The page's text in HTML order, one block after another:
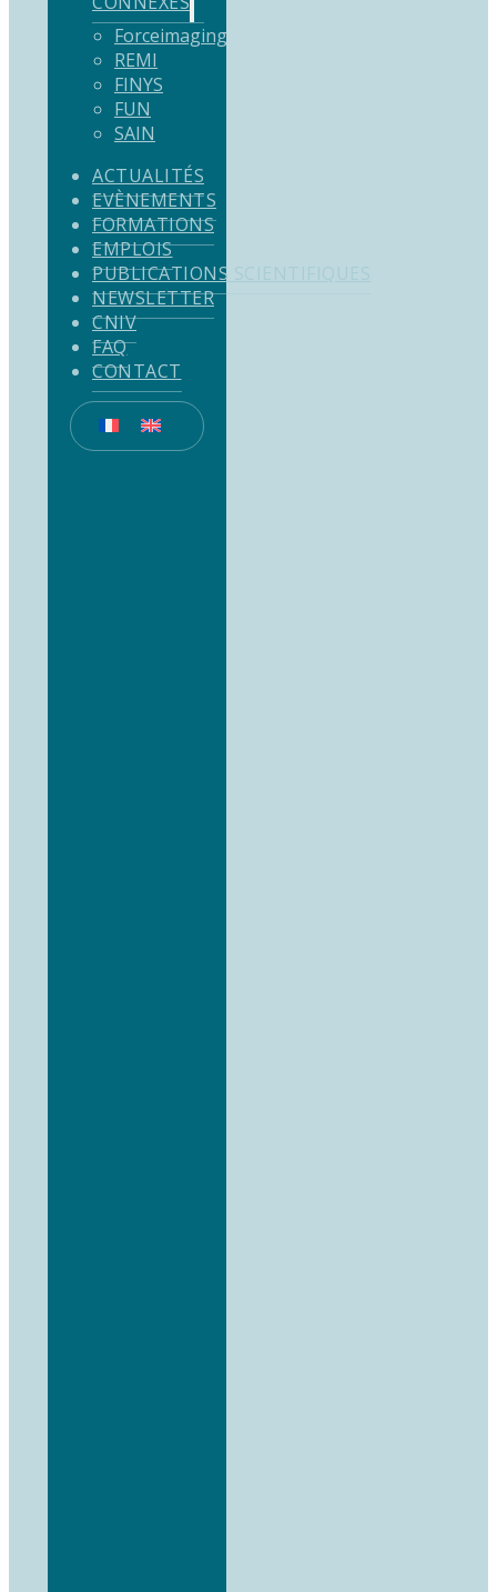
Forceimaging
REMI
FINYS
FUN
SAIN
ACTUALITÉS
EVÈNEMENTS
FORMATIONS
EMPLOIS
PUBLICATIONS SCIENTIFIQUES
NEWSLETTER
CNIV
FAQ
CONTACT